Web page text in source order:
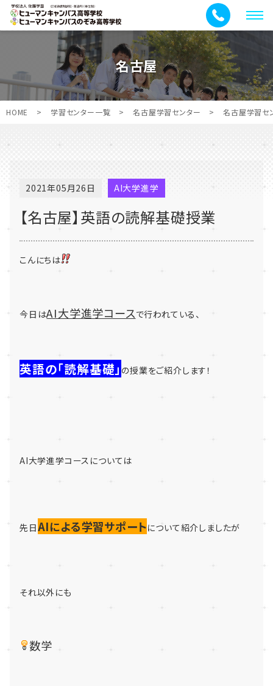
メ
ニ
ュ
ー
名古屋
HOME > 学習センター一覧 > 名古屋学習センター > 名古屋学習セ
2021年05月26日 AI大学進学
【名古屋】英語の読解基礎授業
こんにちは
今日はAI大学進学コースで行われている、
英語の「読解基礎」 の授業をご紹介します！
AI大学進学コースについては
先日AIによる学習サポートについて紹介しましたが
それ以外にも
数学